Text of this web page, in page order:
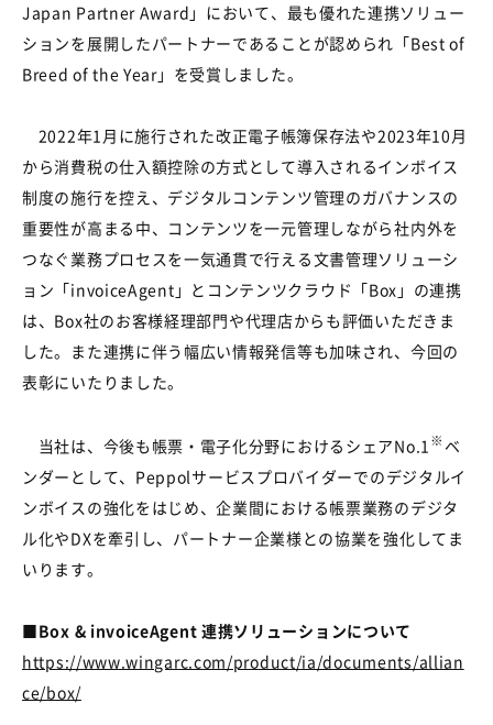
Japan Partner Award 」において、最も優れた連携ソリュー
ションを展開したパートナーであることが認められ「Best of
Breed of the Year」を受賞しました。
2022年1月に施行された改正電子帳簿保存法や2023年10月
から消費税の仕入額控除の方式として導入されるインボイス
制度の施行を控え、デジタルコンテンツ管理のガバナンスの
重要性が高まる中、コンテンツを一元管理しながら社内外を
つなぐ業務プロセスを一気通貫で行える文書管理ソリューシ
ョン「invoiceAgent 」とコンテンツクラウド「Box 」の連携
は、 Box社のお客様経理部門や代理店からも評価いただきま
した。また連携に伴う幅広い情報発信等も加味され、今回の
表彰にいたりました。
当社は、今後も帳票・電子化分野におけるシェアNo.1 ※ ベ
ンダーとして、 Peppolサービスプロバイダーでのデジタルイ
ンボイスの強化をはじめ、企業間における帳票業務のデジタ
ル化やDXを牽引し、パートナー企業様との協業を強化してま
いります。
■Box & invoiceAgent 連携ソリューションについて
https://www.wingarc.com/product/ia/documents/allian
ce/box/